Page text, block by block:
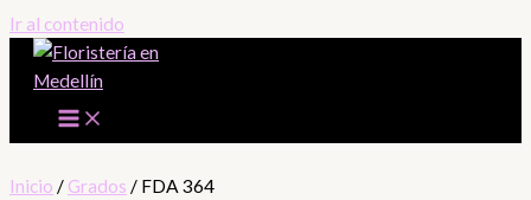
Ir al contenido
Inicio / Grados / FDA 364